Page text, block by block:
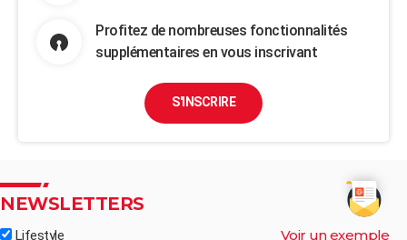
Profitez de nombreuses fonctionnalités
supplémentaires en vous inscrivant
S'INSCRIRE
NEWSLETTERS
Lifestyle Voir un exemple